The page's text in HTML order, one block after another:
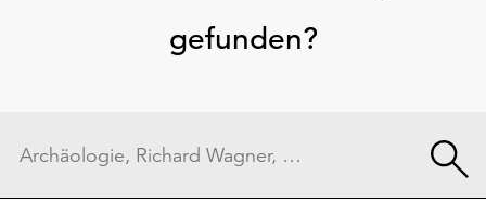
gefunden?